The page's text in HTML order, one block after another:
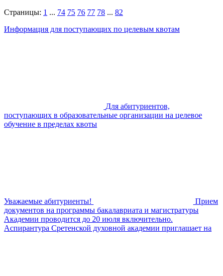
Страницы: 1 ... 74 75 76 77 78 ... 82
Информация для поступающих по целевым квотам
Для абитуриентов,
поступающих в образовательные организации на целевое
обучение в пределах квоты
Уважаемые абитуриенты!
Прием
документов на программы бакалавриата и магистратуры
Академии проводится до 20 июля включительно.
Аспирантура Сретенской духовной академии приглашает на